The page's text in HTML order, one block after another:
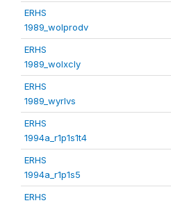
ERHS
1989_wolprodv
ERHS
1989_wolxcly
ERHS
1989_wyrlvs
ERHS
1994a_r1p1s1t4
ERHS
1994a_r1p1s5
ERHS